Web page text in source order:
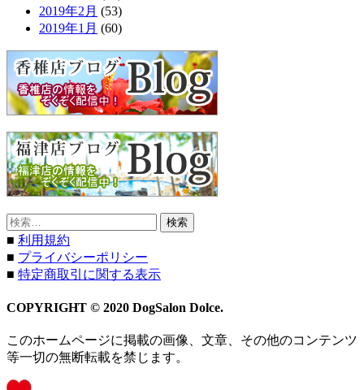
2019年2月 (53)
2019年1月 (60)
検
索:
■ 利用規約
■ プライバシーポリシー
■ 特定商取引に関する表示
COPYRIGHT © 2020 DogSalon Dolce.
このホームページに掲載の画像、文章、その他のコンテンツ
等一切の無断転載を禁じます。